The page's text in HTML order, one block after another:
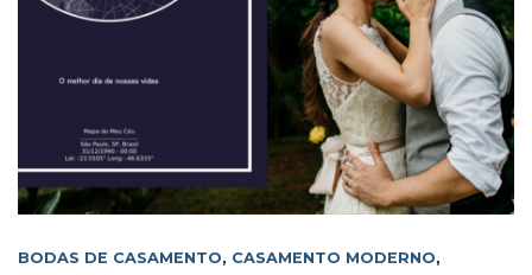
BODAS DE CASAMENTO, CASAMENTO MODERNO,